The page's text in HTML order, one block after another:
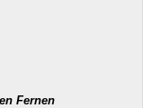
Fernen